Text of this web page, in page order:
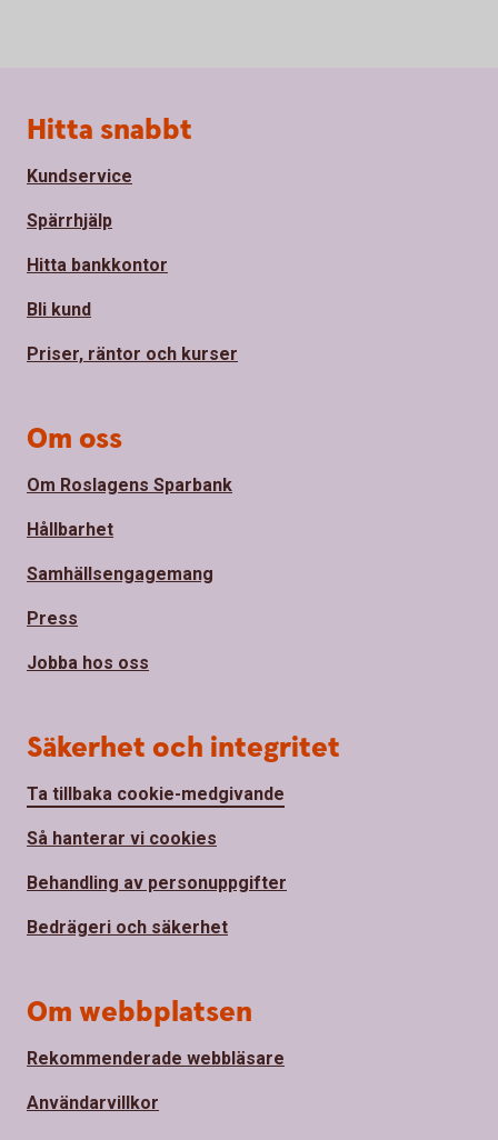
Sidfot
Hitta snabbt
Kundservice
Spärrhjälp
Hitta bankkontor
Bli kund
Priser, räntor och kurser
Om oss
Om Roslagens Sparbank
Hållbarhet
Samhällsengagemang
Press
Jobba hos oss
Säkerhet och integritet
Ta tillbaka cookie-medgivande
Så hanterar vi cookies
Behandling av personuppgifter
Bedrägeri och säkerhet
Om webbplatsen
Rekommenderade webbläsare
Användarvillkor